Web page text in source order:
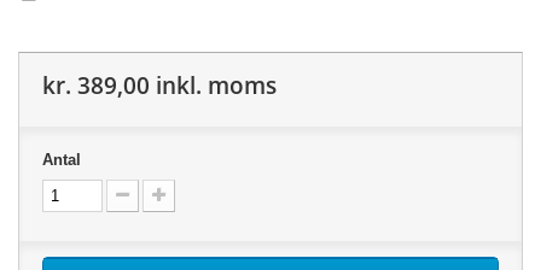
kr. 389,00 inkl. moms
Antal